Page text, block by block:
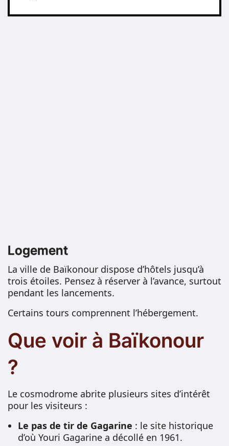
Logement
La ville de Baïkonour dispose d’hôtels jusqu’à
trois étoiles. Pensez à réserver à l’avance, surtout
pendant les lancements.
Certains tours comprennent l’hébergement.
Que voir à Baïkonour
?
Le cosmodrome abrite plusieurs sites d’intérêt
pour les visiteurs :
Le pas de tir de Gagarine : le site historique
d’où Youri Gagarine a décollé en 1961.